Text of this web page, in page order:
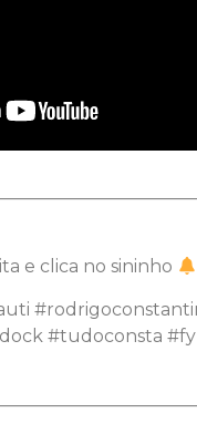
e clica no sininho
#tudoconsta